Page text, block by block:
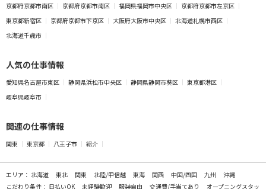
京都府京都市南区 京都府京都市南区 福岡県福岡市中央区
京都府京都市左京区
東京都新宿区
京都府京都市下京区 大阪府大阪市中央区
北海道札幌市西区
北海道千歳市
人気の仕事情報
愛知県名古屋市東区 静岡県浜松市中央区 静岡県静岡市葵区
東京都港区
岐阜県岐阜市
関連の仕事情報
関東 東京都 八王子市 紹介
エリア： 北海道 東北 関東 北陸/甲信越 東海 関西 中国/四国 九州
沖縄
こだわり条件： 日払いOK 未経験歓迎 服装自由 交通費/手当てあり オープニングスタッ